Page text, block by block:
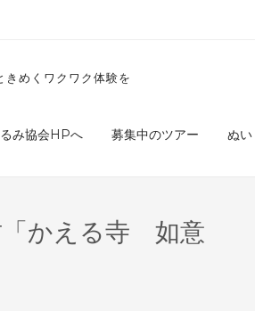
めくワクワク体験を
み協会HPへ 募集中のツアー ぬ
「かえる寺 如意